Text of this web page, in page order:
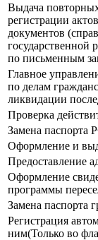
Выдача
регистрации
документов
государственной
по письменным
Главное
по делам
ликвидации
Проверка
Замена паспорта
Оформление и
Предоставление
Оформление
программы
Замена паспорта
Регистрация
ним(Только во